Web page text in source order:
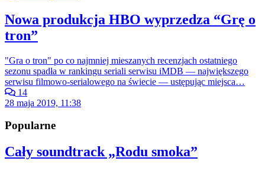
Nowa produkcja HBO wyprzedza “Grę o
tron”
"Gra o tron" po co najmniej mieszanych recenzjach ostatniego
sezonu spadła w rankingu seriali serwisu iMDB — największego
serwisu filmowo-serialowego na świecie — ustępując miejsca…
14
28 maja 2019, 11:38
Popularne
Cały soundtrack „Rodu smoka”